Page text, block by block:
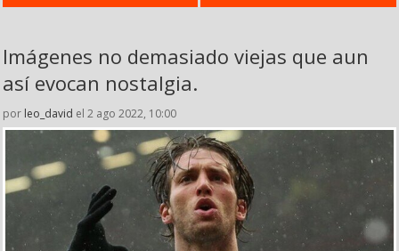
Imágenes no demasiado viejas que aun
así evocan nostalgia.
por leo_david el 2 ago 2022, 10:00